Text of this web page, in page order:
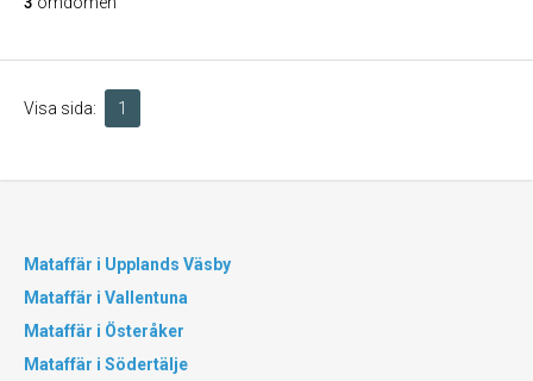
Visa sida: 1
Mataffär i Upplands Väsby
Mataffär i Vallentuna
Mataffär i Österåker
Mataffär i Södertälje